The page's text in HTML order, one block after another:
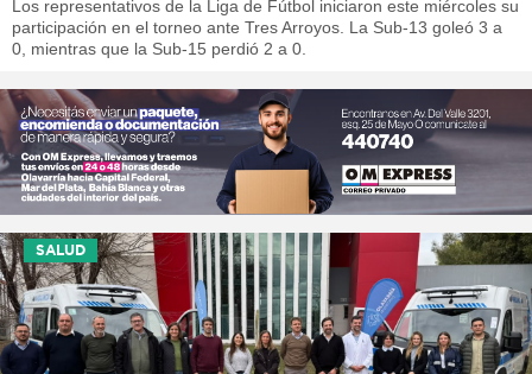
Los representativos de la Liga de Fútbol iniciaron este miércoles su
participación en el torneo ante Tres Arroyos. La Sub-13 goleó 3 a
0, mientras que la Sub-15 perdió 2 a 0.
SALUD